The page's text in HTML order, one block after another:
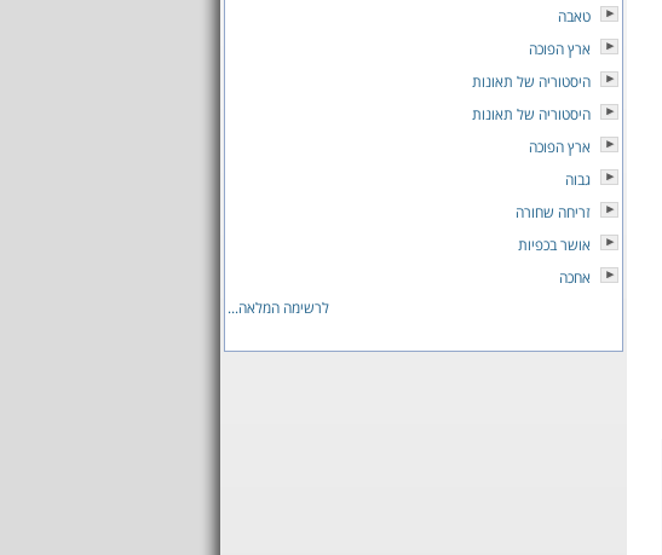
טאבה
ארץ הפוכה
היסטוריה של תאונות
היסטוריה של תאונות
ארץ הפוכה
גבוה
זריחה שחורה
אושר בכפיות
אחכה
לרשימה המלאה...